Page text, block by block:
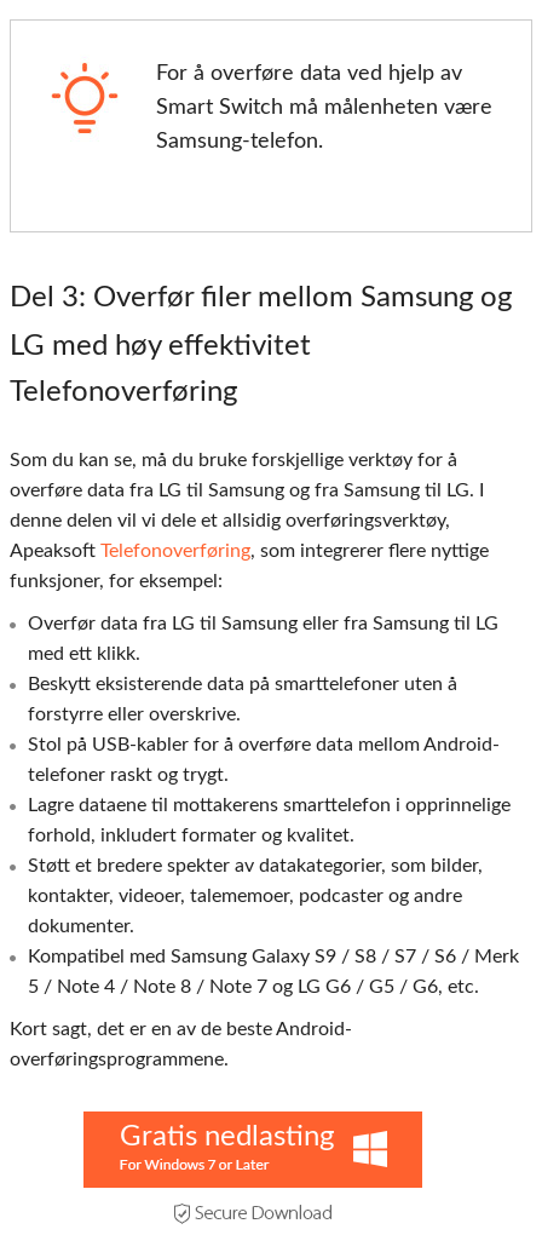
For å overføre data ved hjelp av
Smart Switch må målenheten være
Samsung-telefon.
Del 3: Overfør filer mellom Samsung og
LG med høy effektivitet
Telefonoverføring
Som du kan se, må du bruke forskjellige verktøy for å
overføre data fra LG til Samsung og fra Samsung til LG. I
denne delen vil vi dele et allsidig overføringsverktøy,
Apeaksoft Telefonoverføring, som integrerer flere nyttige
funksjoner, for eksempel:
Overfør data fra LG til Samsung eller fra Samsung til LG
med ett klikk.
Beskytt eksisterende data på smarttelefoner uten å
forstyrre eller overskrive.
Stol på USB-kabler for å overføre data mellom Android-
telefoner raskt og trygt.
Lagre dataene til mottakerens smarttelefon i opprinnelige
forhold, inkludert formater og kvalitet.
Støtt et bredere spekter av datakategorier, som bilder,
kontakter, videoer, talememoer, podcaster og andre
dokumenter.
Kompatibel med Samsung Galaxy S9 / S8 / S7 / S6 / Merk
5 / Note 4 / Note 8 / Note 7 og LG G6 / G5 / G6, etc.
Kort sagt, det er en av de beste Android-
overføringsprogrammene.
Gratis nedlasting